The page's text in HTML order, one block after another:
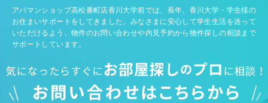
アパマンショップ高松番町店香川大学前では、長年、香川大学・学生様の
お住まいサポートをしてきました。みなさまに安心して学生生活を送って
いただけるよう、物件のお問い合わせや内見予約から物件探しの相談まで
サポートしています。